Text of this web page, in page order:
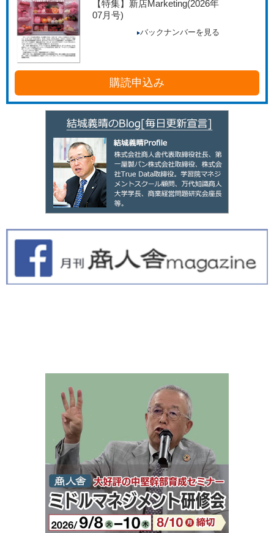
【特集】新店Marketing(2026年
07月号)
バックナンバーを見る
購読申込み